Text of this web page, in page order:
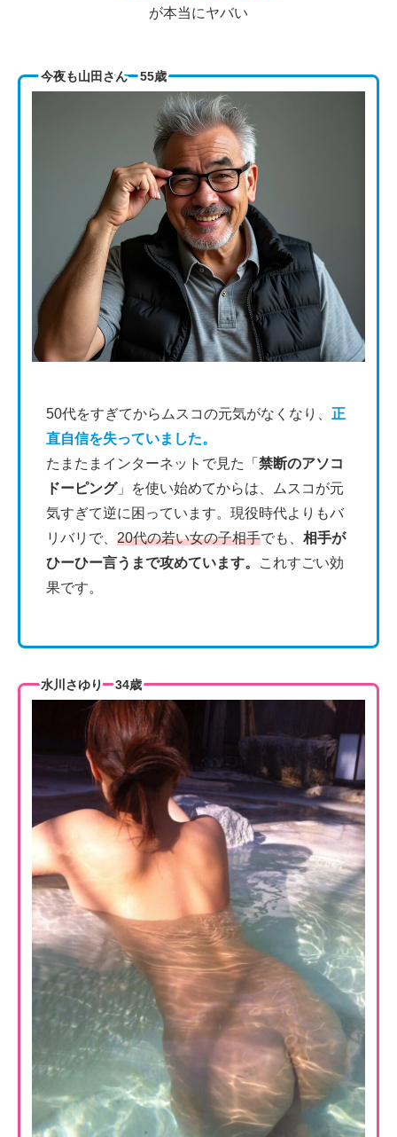
が本当にヤバい
今夜も山田さん 55歳
50代をすぎてからムスコの元気がなくなり、 正
直自信を失っていました。
たまたまインターネットで見た「 禁断のアソコ
ドーピング」を使い始めてからは、ムスコが元
気すぎて逆に困っています。現役時代よりもバ
リバリで、 20代の若い女の子相手でも、 相手が
ひーひー言うまで攻めています。
これすごい効
果です。
水川さゆり 34歳